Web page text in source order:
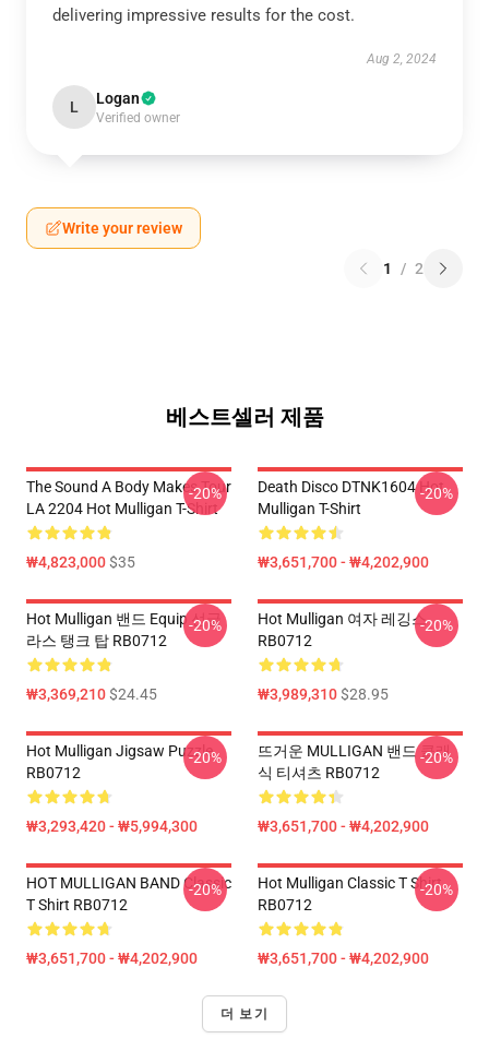
delivering impressive results for the cost.
Aug 2, 2024
L Logan
Verified owner
Write your review
1 / 2
베스트셀러 제품
The Sound A Body Makes Tour
LA 2204 Hot Mulligan T-Shirt
₩4,823,000$35
-20%
Death Disco DTNK1604 Hot
Mulligan T-Shirt
₩3,651,700 - ₩4,202,900
-20%
Hot Mulligan 밴드 Equip 선글
라스 탱크 탑 RB0712
₩3,369,210$24.45
-20%
Hot Mulligan 여자 레깅스
RB0712
₩3,989,310$28.95
-20%
Hot Mulligan Jigsaw Puzzle
RB0712
₩3,293,420 - ₩5,994,300
-20%
뜨거운 MULLIGAN 밴드 클래
식 티셔츠 RB0712
₩3,651,700 - ₩4,202,900
-20%
HOT MULLIGAN BAND Classic
T Shirt RB0712
₩3,651,700 - ₩4,202,900
-20%
Hot Mulligan Classic T Shirt
RB0712
₩3,651,700 - ₩4,202,900
-20%
더 보기